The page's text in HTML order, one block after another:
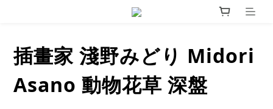
插畫家 淺野みどり Midori
Asano 動物花草 深盤